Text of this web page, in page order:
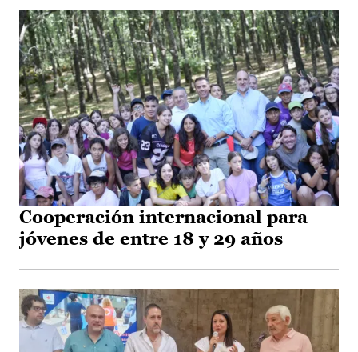
Cooperación internacional para
jóvenes de entre 18 y 29 años